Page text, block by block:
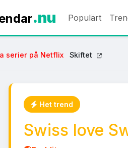
.nu Populärt
serier på Netflix Skiftet
Het trend
Swiss love